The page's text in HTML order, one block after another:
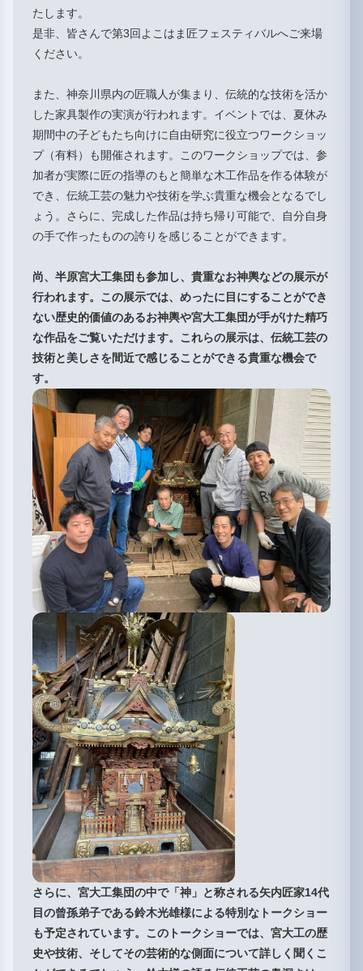
たします。
是非、皆さんで第3回よこはま匠フェスティバルへご来場
ください。
また、神奈川県内の匠職人が集まり、伝統的な技術を活か
した家具製作の実演が行われます。イベントでは、夏休み
期間中の子どもたち向けに自由研究に役立つワークショッ
プ（有料）も開催されます。このワークショップでは、参
加者が実際に匠の指導のもと簡単な木工作品を作る体験が
でき、伝統工芸の魅力や技術を学ぶ貴重な機会となるでし
ょう。さらに、完成した作品は持ち帰り可能で、自分自身
の手で作ったものの誇りを感じることができます。
尚、半原宮大工集団も参加し、貴重なお神輿などの展示が
行われます。この展示では、めったに目にすることができ
ない歴史的価値のあるお神輿や宮大工集団が手がけた精巧
な作品をご覧いただけます。これらの展示は、伝統工芸の
技術と美しさを間近で感じることができる貴重な機会で
す。
さらに、宮大工集団の中で「神」と称される矢内匠家14代
目の曾孫弟子である鈴木光雄様による特別なトークショー
も予定されています。このトークショーでは、宮大工の歴
史や技術、そしてその芸術的な側面について詳しく聞くこ